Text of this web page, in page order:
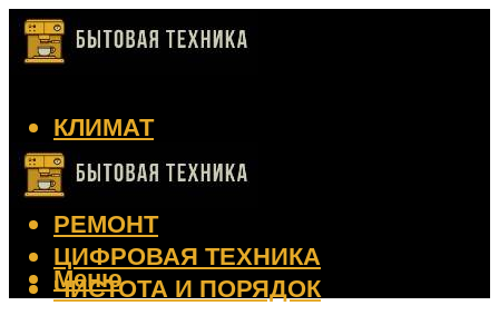
КЛИМАТ
КРАСОТА
КУХНЯ
РЕМОНТ
ЦИФРОВАЯ ТЕХНИКА
ЧИСТОТА И ПОРЯДОК
Меню